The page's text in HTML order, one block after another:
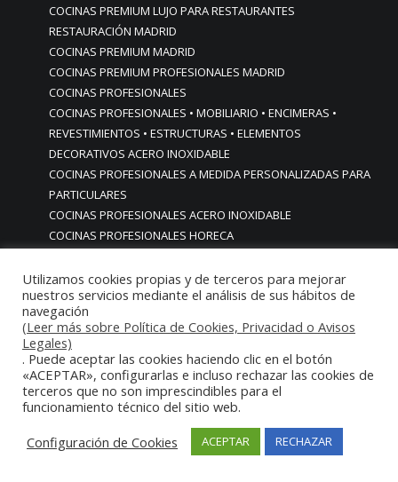
COCINAS PREMIUM LUJO PARA RESTAURANTES
RESTAURACIÓN MADRID
COCINAS PREMIUM MADRID
COCINAS PREMIUM PROFESIONALES MADRID
COCINAS PROFESIONALES
COCINAS PROFESIONALES • MOBILIARIO • ENCIMERAS •
REVESTIMIENTOS • ESTRUCTURAS • ELEMENTOS
DECORATIVOS ACERO INOXIDABLE
COCINAS PROFESIONALES A MEDIDA PERSONALIZADAS PARA
PARTICULARES
COCINAS PROFESIONALES ACERO INOXIDABLE
COCINAS PROFESIONALES HORECA
Cocinas profesionales industriales monoblock a medida
personalizadas
Cocinas profesionales industriales monoblock a medida
personalizadasCocinas profesionales industriales
monoblock a medida personalizadas
cocinas profesionales industriales para casas chalets
particulares urbanizaciones lujo madrid reformas cocinas
ACABADOS ALTA GAMA LUJO
COCINAS PROFESIONALES INDUSTRIALES PARA USO EN
Utilizamos cookies propias y de terceros para mejorar
nuestros servicios mediante el análisis de sus hábitos de
navegación
(Leer más sobre Política de Cookies, Privacidad o Avisos
Legales)
. Puede aceptar las cookies haciendo clic en el botón
«ACEPTAR», configurarlas e incluso rechazar las cookies de
terceros que no son imprescindibles para el
funcionamiento técnico del sitio web.
Configuración de Cookies
ACEPTAR RECHAZAR